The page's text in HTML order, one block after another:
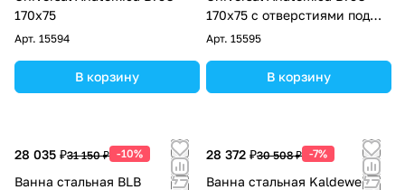
170х75
Арт. 15594
В корзину
170х75 с отверстиями под
ручки
Арт. 15595
В корзину
28 035 ₽31 150 ₽ -10%
Ванна стальная BLB
28 372 ₽30 508 ₽ -7%
Ванна стальная Kaldewei